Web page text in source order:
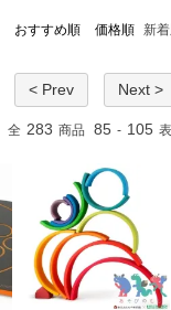
おすすめ順 価格順 新
< Prev Next >
全 283 商品 85 - 105